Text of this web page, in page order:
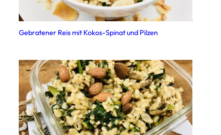
Gebratener Reis mit Kokos-Spinat und Pilzen